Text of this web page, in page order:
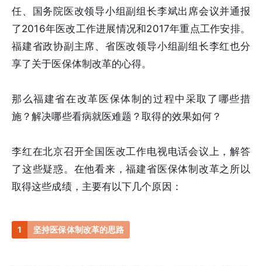
任、国务院医改领导小组副组长李斌出席会议并通报
了2016年医改工作进展情况和2017年重点工作安排。
福建省政协副主席、省医改领导小组副组长李红也分
享了关于医保体制改革的心得。
那么福建省在改革医保体制的过程中采取了哪些措
施？解决哪些看病就医难题？取得的效果如何？
李红在北京召开全国医改工作电视电话会议上，解答
了这些疑惑。在他看来，福建省医保体制改革之所以
取得这些成绩，主要有以下几个原因：
1 坚持医保体制改革的思路